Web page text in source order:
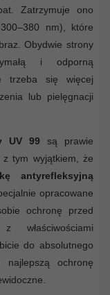
Zatrzymuje ono
nm), które
Obydwie strony
i odporną
trzeba się więcej
lub pielęgnacji
UV 99 są prawie
tym wyjątkiem, że
antyrefleksyjną
opracowane
ochronę przed
właściwościami
do absolutnego
najlepszą ochronę